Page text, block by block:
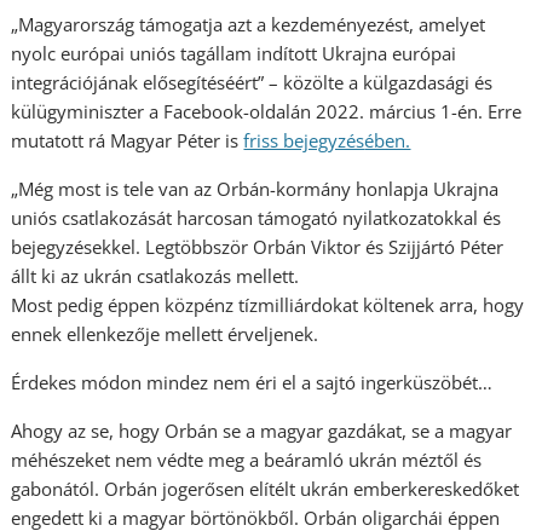
„Magyarország támogatja azt a kezdeményezést, amelyet
nyolc európai uniós tagállam indított Ukrajna európai
integrációjának elősegítéséért” – közölte a külgazdasági és
külügyminiszter a Facebook-oldalán 2022. március 1-én. Erre
mutatott rá Magyar Péter isfriss bejegyzésében.
„Még most is tele van az Orbán-kormány honlapja Ukrajna
uniós csatlakozását harcosan támogató nyilatkozatokkal és
bejegyzésekkel. Legtöbbször Orbán Viktor és Szijjártó Péter
állt ki az ukrán csatlakozás mellett.
Most pedig éppen közpénz tízmilliárdokat költenek arra, hogy
ennek ellenkezője mellett érveljenek.
Érdekes módon mindez nem éri el a sajtó ingerküszöbét…
Ahogy az se, hogy Orbán se a magyar gazdákat, se a magyar
méhészeket nem védte meg a beáramló ukrán méztől és
gabonától. Orbán jogerősen elítélt ukrán emberkereskedőket
engedett ki a magyar börtönökből. Orbán oligarchái éppen